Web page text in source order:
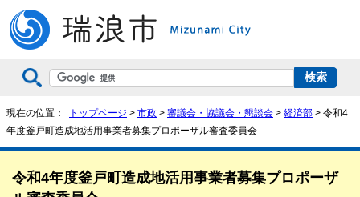
現在の位置： トップページ > 市政 > 審議会・協議会・懇談会 > 経済部 > 令和4
年度釜戸町造成地活用事業者募集プロポーザル審査委員会
令和4年度釜戸町造成地活用事業者募集プロポーザ